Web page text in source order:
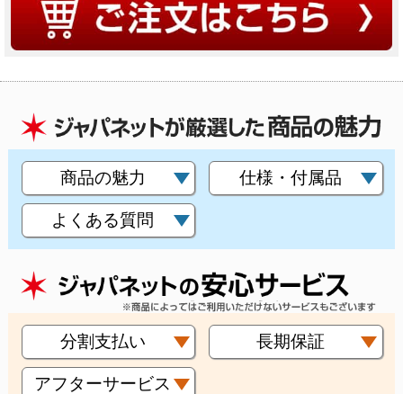
商品の魅力 仕様・付属品
よくある質問
分割支払い 長期保証
アフターサービス